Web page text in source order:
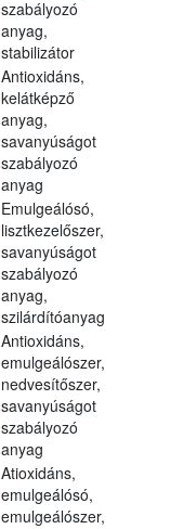
szabályozó
anyag,
stabilizátor
Antioxidáns,
kelátképző
anyag,
savanyúságot
szabályozó
anyag
Emulgeálósó,
lisztkezelőszer,
savanyúságot
szabályozó
anyag,
szilárdítóanyag
Antioxidáns,
emulgeálószer,
nedvesítőszer,
savanyúságot
szabályozó
anyag
Atioxidáns,
emulgeálósó,
emulgeálószer,